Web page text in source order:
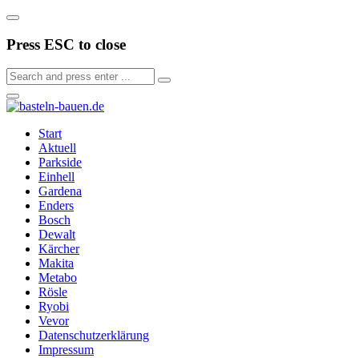
Press ESC to close
Start
Aktuell
Parkside
Einhell
Gardena
Enders
Bosch
Dewalt
Kärcher
Makita
Metabo
Rösle
Ryobi
Vevor
Datenschutzerklärung
Impressum